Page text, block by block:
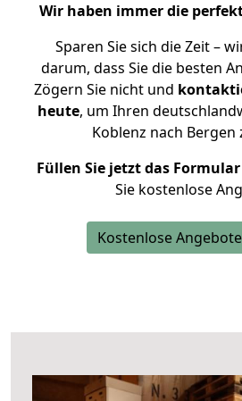
Wir haben immer die
Sparen Sie sich die Zeit –
darum, dass Sie die besten
Zögern Sie nicht und
heute, um Ihren
Koblenz nach Bergen
Füllen Sie jetzt das
Sie kostenlose
Kostenlose